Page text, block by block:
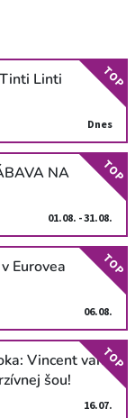
Linti
Dnes
TOP
NA
01.08. - 31.08.
TOP
Eurovea
06.08.
TOP
Vincent van
šou!
16.07.
TOP